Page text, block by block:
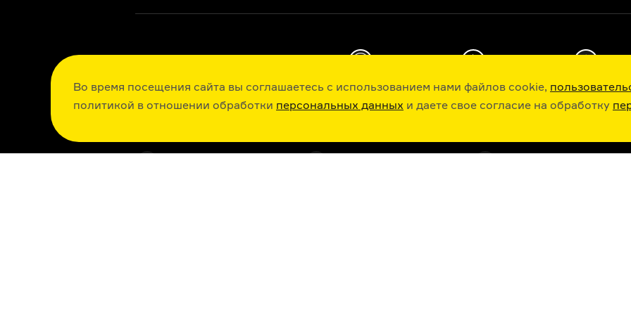
Во время посещения сайта вы соглашаетесь с использованием нами файлов cookie,
политикой в отношении обработки персональных данных и даете свое согласие на обработку
РАДИО ARZAMAS ГУСЬГУСЬ СТИКЕРЫ ARZAMAS